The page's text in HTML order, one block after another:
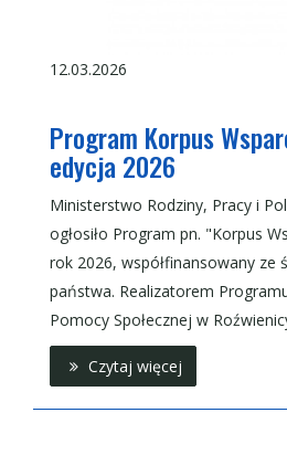
12.03.2026
Program Korpus
edycja 2026
Ministerstwo Rodziny, Pracy i
ogłosiło Program pn. "Korpus
rok 2026, współfinansowany ze
państwa. Realizatorem
Pomocy Społecznej w
Czytaj więcej